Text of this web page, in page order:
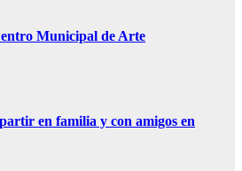
Municipal de Arte
en familia y con amigos en